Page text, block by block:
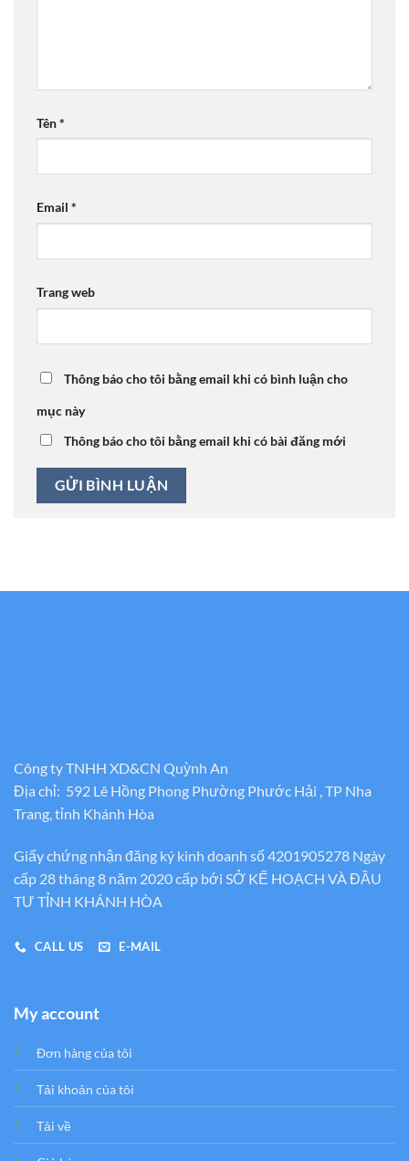
Tên*
Email *
Trang web
Thông báo cho tôi bằng email khi có bình luận cho
mục này
Thông báo cho tôi bằng email khi có bài đăng mới
Công ty TNHH XD&CN Quỳnh An
Địa chỉ: 592 Lê Hồng Phong Phường Phước Hải , TP Nha
Trang, tỉnh Khánh Hòa
Giấy chứng nhận đăng ký kinh doanh số 4201905278 Ngày
cấp 28 tháng 8 năm 2020 cấp bới SỞ KẾ HOẠCH VÀ ĐẦU
TƯ TỈNH KHÁNH HÒA
CALL US E-MAIL
My account
Đơn hàng của tôi
Tải khoản của tôi
Tải về